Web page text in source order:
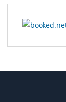
βουτιά